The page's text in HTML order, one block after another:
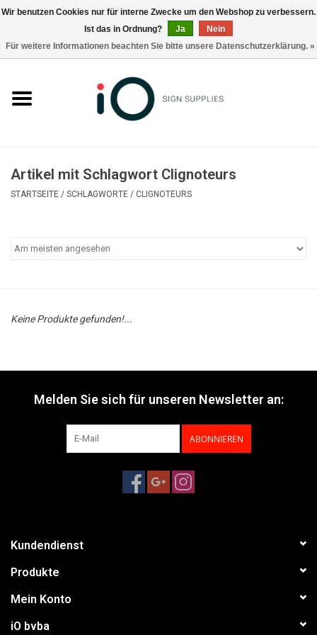
Marken
Artikel mit Schlagwort Clignoteurs
STARTSEITE / SCHLAGWORTE / CLIGNOTEURS
Keine Produkte gefunden!...
Melden Sie sich für unseren Newsletter an:
ABONNIEREN
Kundendienst
Produkte
Mein Konto
iO bvba
Wir benutzen Cookies nur für interne Zwecke um den Webshop zu verbessern.
Ist das in Ordnung?
Ja
Nein
Für weitere Informationen beachten Sie bitte unsere Datenschutzerklärung. »